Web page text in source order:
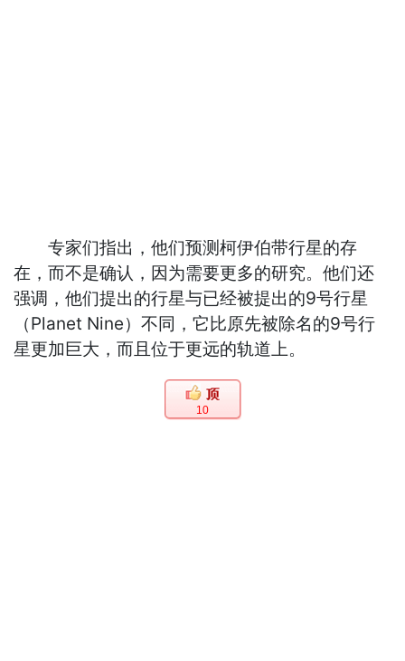
专家们指出，他们预测柯伊伯带行星的存
在，而不是确认，因为需要更多的研究。他们还
强调，他们提出的行星与已经被提出的9号行星
（Planet Nine）不同，它比原先被除名的9号行
星更加巨大，而且位于更远的轨道上。
10